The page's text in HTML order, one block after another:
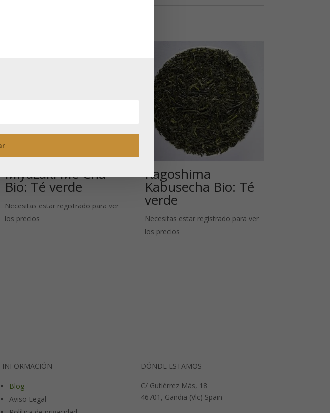
Miyazaki Me Cha
Bio: Té verde
Necesitas estar registrado para ver
los precios
Kagoshima
Kabusecha Bio: Té
verde
Necesitas estar registrado para ver
los precios
INFORMACIÓN
Blog
Aviso Legal
DÓNDE ESTAMOS
C/ Gutiérrez Más, 18
46701, Gandia (Vlc) Spain